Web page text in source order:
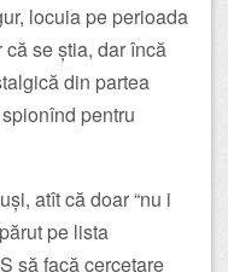
locuia pe perioada
se știa, dar încă
din partea
pentru
atît că doar “nu i
pe lista
să facă cercetare